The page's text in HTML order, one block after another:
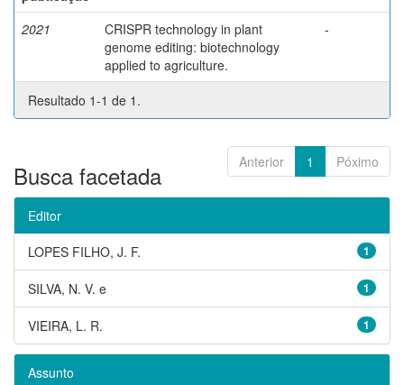
2021
CRISPR technology in plant
genome editing: biotechnology
applied to agriculture.
-
Resultado 1-1 de 1.
Anterior 1 Póximo
Busca facetada
Editor
1
LOPES FILHO, J. F.
1
SILVA, N. V. e
1
VIEIRA, L. R.
Assunto